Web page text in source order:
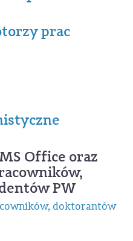
prac
Office oraz
PW
doktorantów